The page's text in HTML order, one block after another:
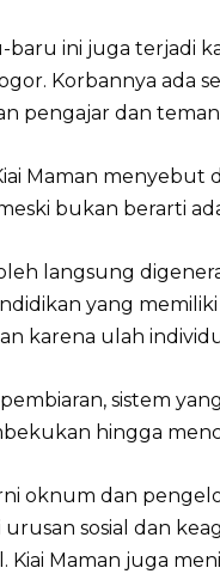
baru ini juga terjadi
Korbannya ada
pengajar dan
Maman
bukan berarti
langsung
yang
karena ulah
sistem
hingga
oknum dan
sosial dan
Kiai Maman juga